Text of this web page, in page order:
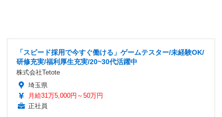
「スピード採用で今すぐ働ける」ゲームテスター/未経験OK/
研修充実/福利厚生充実/20~30代活躍中
株式会社Tetote
埼玉県
月給31万5,000円～50万円
正社員